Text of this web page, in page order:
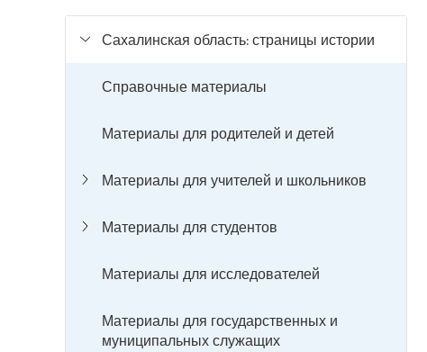
Сахалинская область: страницы истории
Справочные материалы
Материалы для родителей и детей
Материалы для учителей и школьников
Материалы для студентов
Материалы для исследователей
Материалы для государственных и
муниципальных служащих